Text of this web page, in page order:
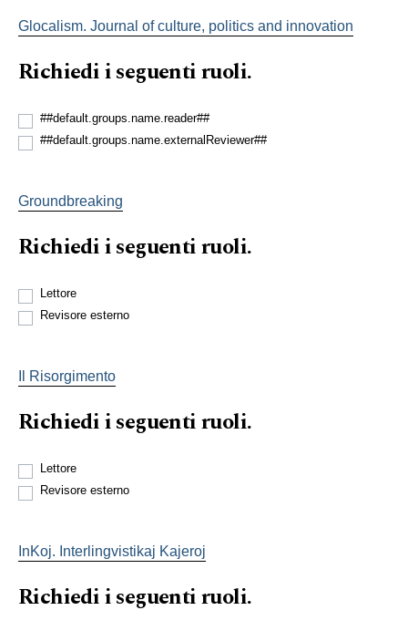
Glocalism. Journal of culture, politics and innovation
Richiedi i seguenti ruoli.
##default.groups.name.reader##
##default.groups.name.externalReviewer##
Groundbreaking
Richiedi i seguenti ruoli.
Lettore
Revisore esterno
Il Risorgimento
Richiedi i seguenti ruoli.
Lettore
Revisore esterno
InKoj. Interlingvistikaj Kajeroj
Richiedi i seguenti ruoli.